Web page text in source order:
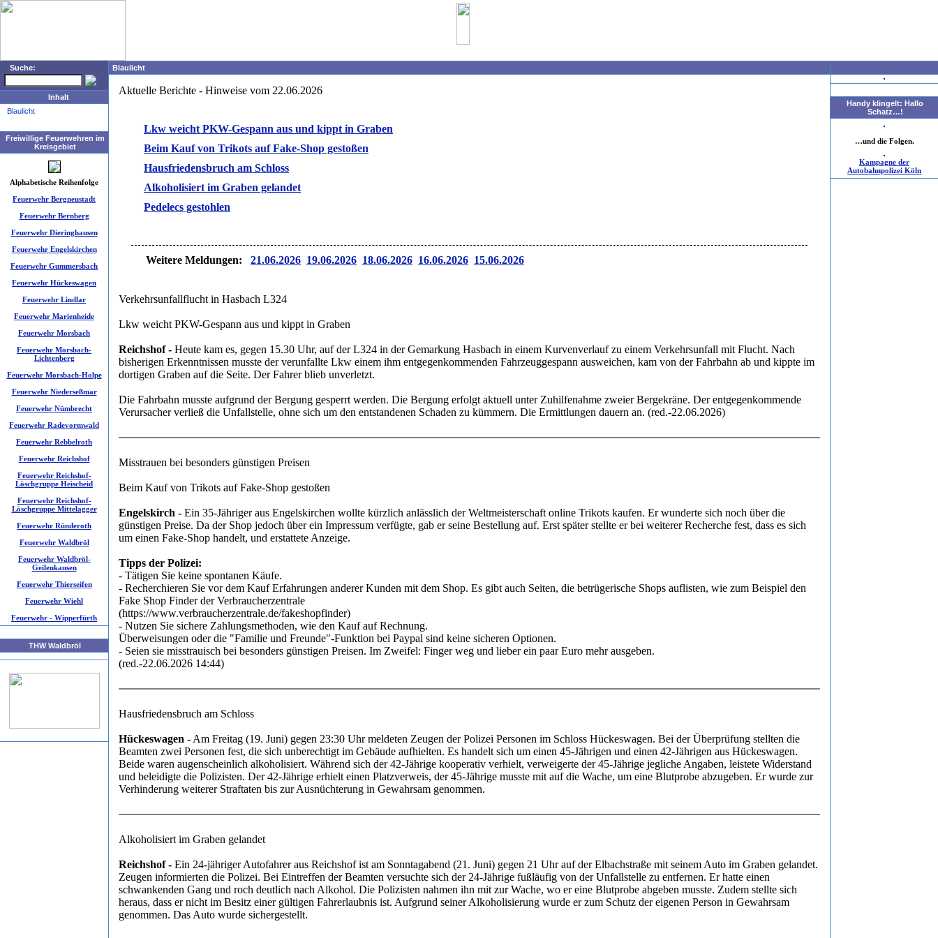
Suche:
Inhalt
Blaulicht
Freiwillige Feuerwehren im
Kreisgebiet
Alphabetische Reihenfolge
Feuerwehr Bergneustadt
Feuerwehr Bernberg
Feuerwehr Dieringhausen
Feuerwehr Engelskirchen
Feuerwehr Gummersbach
Feuerwehr Hückeswagen
Feuerwehr Lindlar
Feuerwehr Marienheide
Feuerwehr Morsbach
Feuerwehr Morsbach-
Lichtenberg
Feuerwehr Morsbach-Holpe
Feuerwehr Niederseßmar
Feuerwehr Nümbrecht
Feuerwehr Radevormwald
Feuerwehr Rebbelroth
Feuerwehr Reichshof
Feuerwehr Reichshof-
Löschgruppe Heischeid
Feuerwehr Reichshof-
Löschgruppe Mittelagger
Feuerwehr Ründeroth
Feuerwehr Waldbröl
Feuerwehr Waldbröl-
Geilenkausen
Feuerwehr Thierseifen
Feuerwehr Wiehl
Feuerwehr - Wipperfürth
THW Waldbröl
Blaulicht
Aktuelle Berichte - Hinweise vom 22.06.2026
Lkw weicht PKW-Gespann aus und kippt in Graben
Beim Kauf von Trikots auf Fake-Shop gestoßen
Hausfriedensbruch am Schloss
Alkoholisiert im Graben gelandet
Pedelecs gestohlen
Weitere Meldungen: 21.06.2026 19.06.2026 18.06.2026 16.06.2026 15.06.2026
Verkehrsunfallflucht in Hasbach L324
Lkw weicht PKW-Gespann aus und kippt in Graben
Reichshof - Heute kam es, gegen 15.30 Uhr, auf der L324 in der Gemarkung Hasbach in einem Kurvenverlauf zu einem Verkehrsunfall mit Flucht. Nach
bisherigen Erkenntnissen musste der verunfallte Lkw einem ihm entgegenkommenden Fahrzeuggespann ausweichen, kam von der Fahrbahn ab und kippte im
dortigen Graben auf die Seite. Der Fahrer blieb unverletzt.
Die Fahrbahn musste aufgrund der Bergung gesperrt werden. Die Bergung erfolgt aktuell unter Zuhilfenahme zweier Bergekräne. Der entgegenkommende
Verursacher verließ die Unfallstelle, ohne sich um den entstandenen Schaden zu kümmern. Die Ermittlungen dauern an. (red.-22.06.2026)
Misstrauen bei besonders günstigen Preisen
Beim Kauf von Trikots auf Fake-Shop gestoßen
Engelskirch - Ein 35-Jähriger aus Engelskirchen wollte kürzlich anlässlich der Weltmeisterschaft online Trikots kaufen. Er wunderte sich noch über die
günstigen Preise. Da der Shop jedoch über ein Impressum verfügte, gab er seine Bestellung auf. Erst später stellte er bei weiterer Recherche fest, dass es sich
um einen Fake-Shop handelt, und erstattete Anzeige.
Tipps der Polizei:
- Tätigen Sie keine spontanen Käufe.
- Recherchieren Sie vor dem Kauf Erfahrungen anderer Kunden mit dem Shop. Es gibt auch Seiten, die betrügerische Shops auflisten, wie zum Beispiel den
Fake Shop Finder der Verbraucherzentrale
(https://www.verbraucherzentrale.de/fakeshopfinder)
- Nutzen Sie sichere Zahlungsmethoden, wie den Kauf auf Rechnung.
Überweisungen oder die "Familie und Freunde"-Funktion bei Paypal sind keine sicheren Optionen.
- Seien sie misstrauisch bei besonders günstigen Preisen. Im Zweifel: Finger weg und lieber ein paar Euro mehr ausgeben.
(red.-22.06.2026 14:44)
Hausfriedensbruch am Schloss
Hückeswagen - Am Freitag (19. Juni) gegen 23:30 Uhr meldeten Zeugen der Polizei Personen im Schloss Hückeswagen. Bei der Überprüfung stellten die
Beamten zwei Personen fest, die sich unberechtigt im Gebäude aufhielten. Es handelt sich um einen 45-Jährigen und einen 42-Jährigen aus Hückeswagen.
Beide waren augenscheinlich alkoholisiert. Während sich der 42-Jährige kooperativ verhielt, verweigerte der 45-Jährige jegliche Angaben, leistete Widerstand
und beleidigte die Polizisten. Der 42-Jährige erhielt einen Platzverweis, der 45-Jährige musste mit auf die Wache, um eine Blutprobe abzugeben. Er wurde zur
Verhinderung weiterer Straftaten bis zur Ausnüchterung in Gewahrsam genommen.
Alkoholisiert im Graben gelandet
Reichshof - Ein 24-jähriger Autofahrer aus Reichshof ist am Sonntagabend (21. Juni) gegen 21 Uhr auf der Elbachstraße mit seinem Auto im Graben gelandet.
Zeugen informierten die Polizei. Bei Eintreffen der Beamten versuchte sich der 24-Jährige fußläufig von der Unfallstelle zu entfernen. Er hatte einen
schwankenden Gang und roch deutlich nach Alkohol. Die Polizisten nahmen ihn mit zur Wache, wo er eine Blutprobe abgeben musste. Zudem stellte sich
heraus, dass er nicht im Besitz einer gültigen Fahrerlaubnis ist. Aufgrund seiner Alkoholisierung wurde er zum Schutz der eigenen Person in Gewahrsam
genommen. Das Auto wurde sichergestellt.
Handy klingelt: Hallo
Schatz…!
…und die Folgen.
Kampagne der
Autobahnpolizei Köln